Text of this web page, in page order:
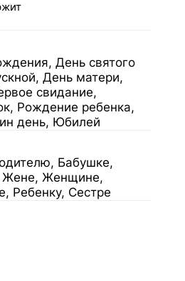
День святого
День матери,
свидание,
Рождение ребенка,
день, Юбилей
Бабушке,
Женщине,
Ребенку, Сестре